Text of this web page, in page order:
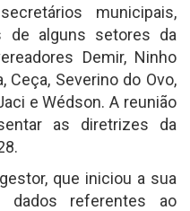
municipais,
de alguns setores da
Demir, Ninho
Ceça, Severino do Ovo,
e Wédson. A reunião
as diretrizes da
que iniciou a sua
dados referentes ao